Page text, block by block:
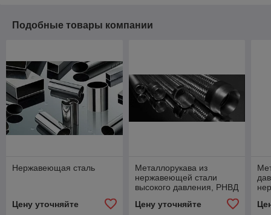
Подобные товары компании
Нержавеющая сталь
Цену уточняйте
Металлорукава из
нержавеющей стали
высокого давления, РНВД
Цену уточняйте